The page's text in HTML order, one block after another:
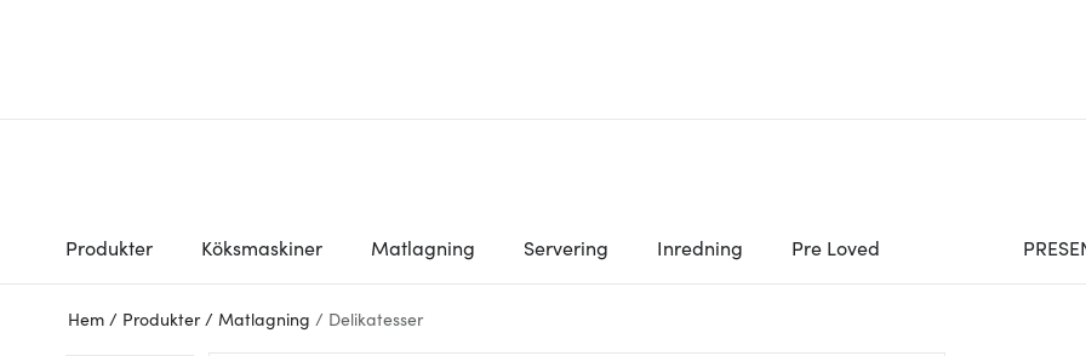
Produkter Köksmaskiner Matlagning Servering Inredning Pre Loved
Hem / Produkter / Matlagning / Delikatesser